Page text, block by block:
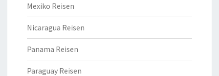
Mexiko Reisen
Nicaragua Reisen
Panama Reisen
Paraguay Reisen